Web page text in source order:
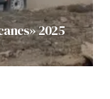
2025